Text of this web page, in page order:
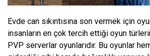
Evde can sıkıntısına son vermek için
insanların en çok tercih ettiği oyun
PVP serverlar oyunlarıdır. Bu oyunlar hem